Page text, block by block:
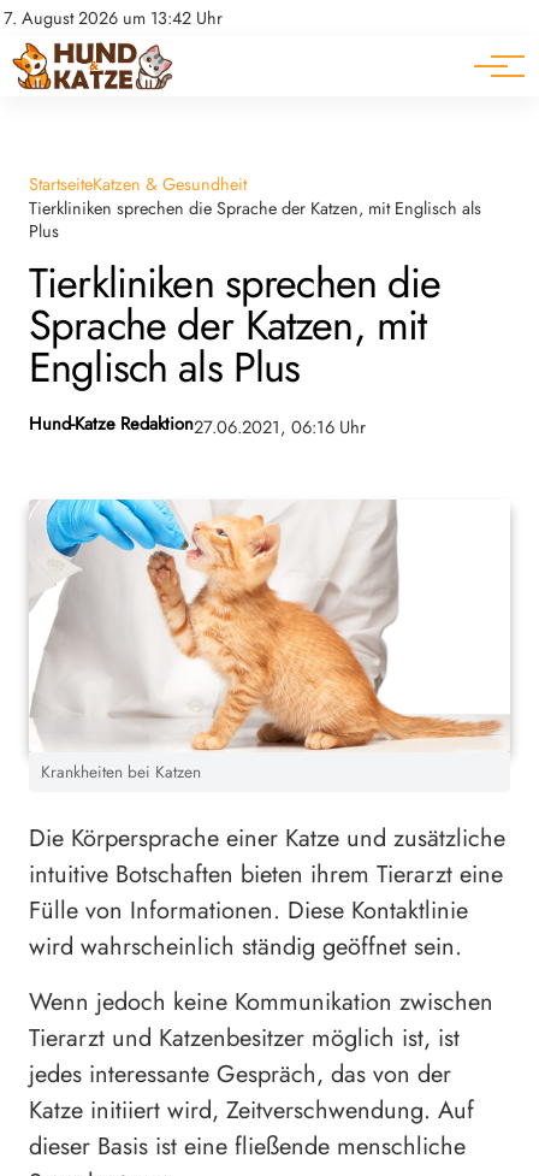
7. August 2026 um 13:42 Uhr
Datenschutz
Impressum
Pferde
Ratgeber
StartseiteKatzen & Gesundheit
Tierkliniken sprechen die Sprache der Katzen, mit Englisch als
Plus
Tierkliniken sprechen die
Sprache der Katzen, mit
Englisch als Plus
Hund-Katze Redaktion27.06.2021, 06:16 Uhr
Krankheiten bei Katzen
Die Körpersprache einer Katze und zusätzliche
intuitive Botschaften bieten ihrem Tierarzt eine
Fülle von Informationen. Diese Kontaktlinie
wird wahrscheinlich ständig geöffnet sein.
Wenn jedoch keine Kommunikation zwischen
Tierarzt und Katzenbesitzer möglich ist, ist
jedes interessante Gespräch, das von der
Katze initiiert wird, Zeitverschwendung. Auf
dieser Basis ist eine fließende menschliche